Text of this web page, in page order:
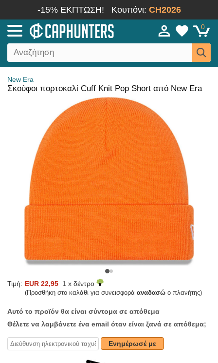
-15% ΕΚΠΤΩΣΗ! Κουπόνι: CH2026
0
New Era
Σκούφοι πορτοκαλί Cuff Knit Pop Short από New Era
Τιμή: EUR 22,95 1 x δέντρο
(Προσθήκη στο καλάθι για συνεισφορά αναδασώ ο πλανήτης)
Αυτό το προϊόν θα είναι σύντομα σε απόθεμα
Θέλετε να λαμβάνετε ένα email όταν είναι ξανά σε απόθεμα;
Ενημέρωσέ με